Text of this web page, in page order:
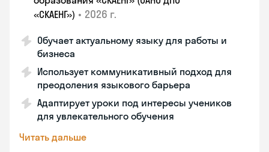
«СКАЕНГ») • 2026 г.
Обучает актуальному языку для работы и
бизнеса
Использует коммуникативный подход для
преодоления языкового барьера
Адаптирует уроки под интересы учеников
для увлекательного обучения
Читать дальше